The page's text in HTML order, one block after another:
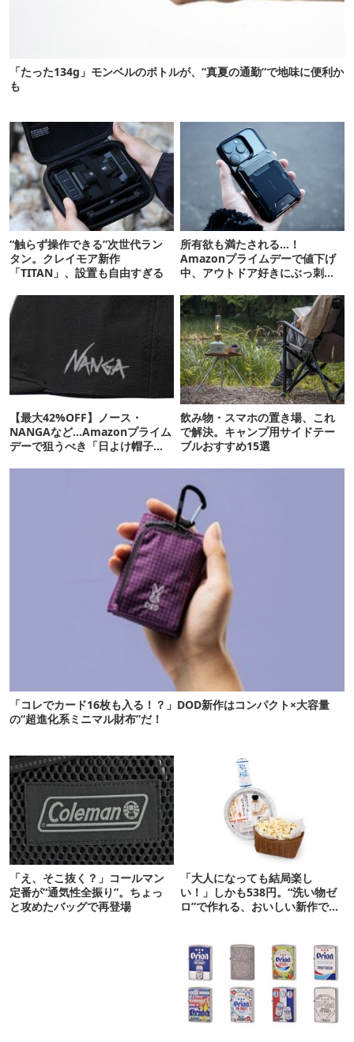
「たった134g」モンベルのボトルが、“真夏の通勤”で地味に便利か
も
“触らず操作できる”次世代ラン
タン。クレイモア新作
「TITAN」、設置も自由すぎる
所有欲も満たされる…！
Amazonプライムデーで値下げ
中、アウトドア好きにぶっ刺さ
【最大42%OFF】ノース・
NANGAなど…Amazonプライム
デーで狙うべき「日よけ帽子」
飲み物・スマホの置き場、これ
で解決。キャンプ用サイドテー
ブルおすすめ15選
「コレでカード16枚も入る！？」DOD新作はコンパクト×大容量
の“超進化系ミニマル財布”だ！
「え、そこ抜く？」コールマン
定番が“通気性全振り”。ちょっ
と攻めたバッグで再登場
「大人になっても結局楽し
い！」しかも538円。“洗い物ゼ
ロ”で作れる、おいしい新作です